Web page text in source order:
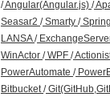
/Angular(Angular.js) /
Seasar2 /Smarty /Spring
LANSA/
WinActor /WPF /
PowerAutomate /
Bitbucket/